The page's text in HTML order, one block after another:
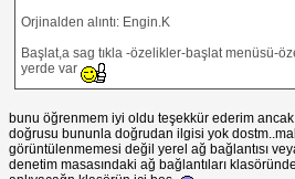
Orjinalden alıntı: Engin.K
Başlat,a sag tıkla -özelikler-başlat menüsü-
yerde var
bunu öğrenmem iyi oldu teşekkür ederim
doğrusu bununla doğrudan ilgisi yok
görüntülenmemesi değil yerel ağ bağlantısı
denetim masasındaki ağ bağlantıları